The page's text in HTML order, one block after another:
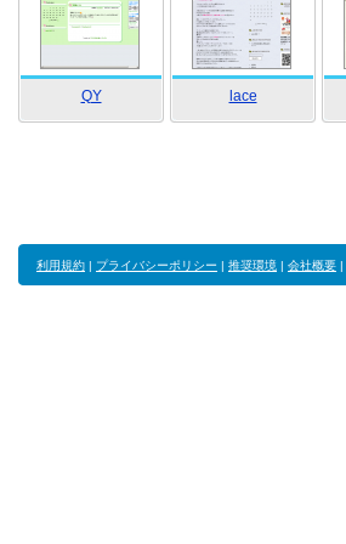
QY lace
利用規約 | プライバシーポリシー | 推奨環境 | 会社概要 |